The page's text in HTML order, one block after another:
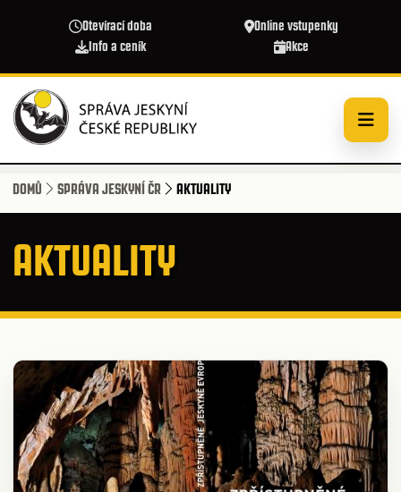
Otevírací doba
Online vstupenky
Info a ceník
Akce
DOMŮ SPRÁVA JESKYNÍ ČR AKTUALITY
AKTUALITY